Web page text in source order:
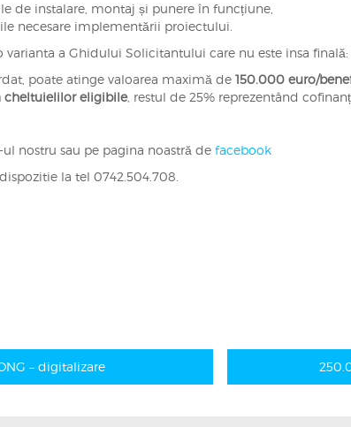
de instalare, montaj și punere în funcțiune,
necesare implementării proiectului.
varianta a Ghidului Solicitantului care nu este insa
poate atinge valoarea maximă de 150.000 euro/
cheltuielilor eligibile, restul de 25% reprezentând
nostru sau pe pagina noastră de facebook
la tel 0742.504.708.
– digitalizare